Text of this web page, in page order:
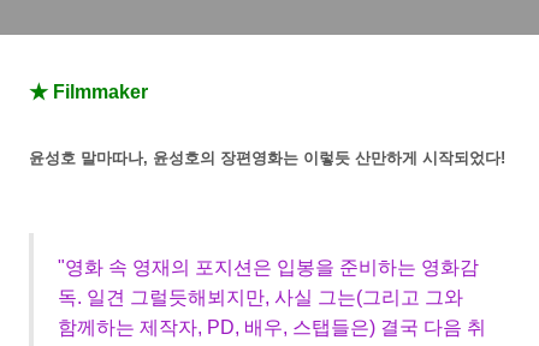
★ Filmmaker
윤성호 말마따나, 윤성호의 장편영화는 이렇듯 산만하게 시작되었다!
"영화 속 영재의 포지션은 입봉을 준비하는 영화감
독. 일견 그럴듯해뵈지만, 사실 그는(그리고 그와
함께하는 제작자, PD, 배우, 스탭들은) 결국 다음 취